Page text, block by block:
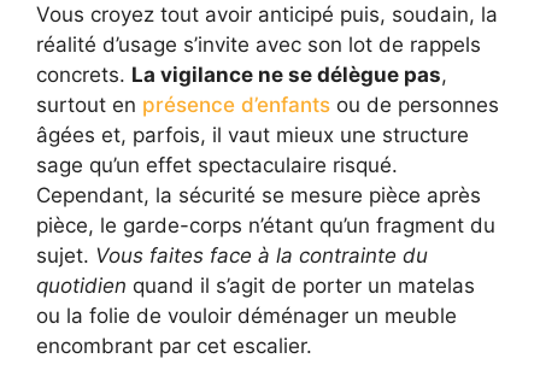
Vous croyez tout avoir anticipé puis, soudain, la
réalité d’usage s’invite avec son lot de rappels
concrets. La vigilance ne se délègue pas,
surtout en présence d’enfants ou de personnes
âgées et, parfois, il vaut mieux une structure
sage qu’un effet spectaculaire risqué.
Cependant, la sécurité se mesure pièce après
pièce, le garde-corps n’étant qu’un fragment du
sujet. Vous faites face à la contrainte du
quotidien quand il s’agit de porter un matelas
ou la folie de vouloir déménager un meuble
encombrant par cet escalier.